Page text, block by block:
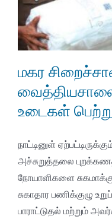
மகர
உடைகள்
நாட்டினுள்
அச்சுறுத்தலை
நோயாளிகளை
சுகாதார பணிக்குழு
பாராட்டுதல் மற்றும்